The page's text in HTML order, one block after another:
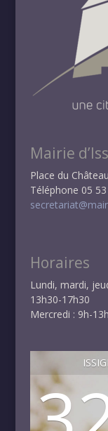
Mairie
Place du Château
Téléphone 05
Horaires
Lundi, mardi,
13h30-17h30
Mercredi : 9h-13h